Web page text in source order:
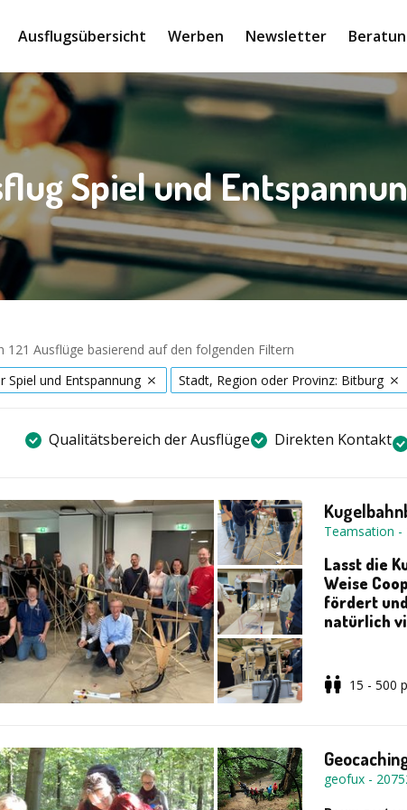
Ausflugsübersicht Werben Newsletter
Spiel und
121 Ausflüge basierend auf den folgenden Filtern
Spiel und Entspannung
Stadt, Region oder Provinz: Bitburg
Qualitätsbereich der Ausflüge Direkten Kontakt
Teamsation -
Lasst die
Weise
fördert
natürlich
Die Aufgabe
zwischen den
geplant
wird und die
15 - 500
geofux -